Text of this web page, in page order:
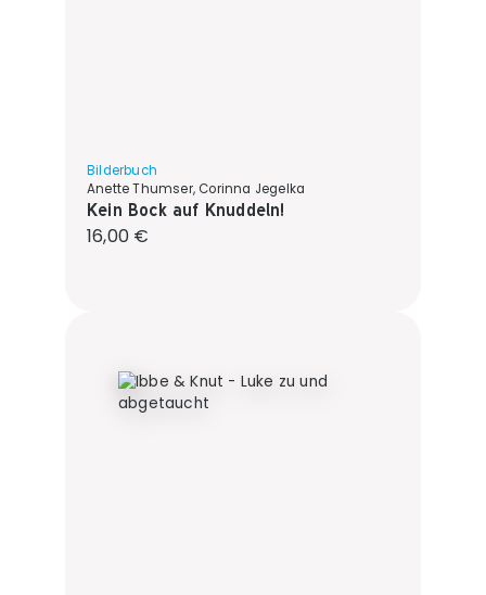
Bilderbuch
Anette Thumser, Corinna Jegelka
Kein Bock auf Knuddeln!
Regulärer Preis:
16,00 €